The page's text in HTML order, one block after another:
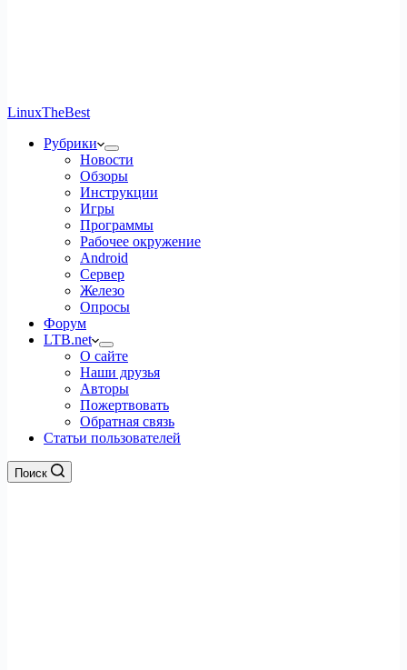
LinuxTheBest
Рубрики
Новости
Обзоры
Инструкции
Игры
Программы
Рабочее окружение
Android
Сервер
Железо
Опросы
Форум
LTB.net
О сайте
Наши друзья
Авторы
Пожертвовать
Обратная связь
Статьи пользователей
Поиск